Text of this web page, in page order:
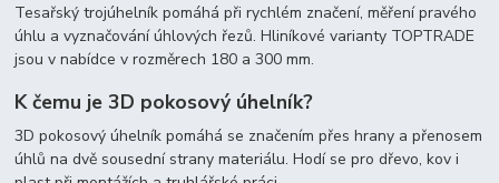
Tesařský trojúhelník pomáhá při rychlém značení, měření pravého
úhlu a vyznačování úhlových řezů. Hliníkové varianty TOPTRADE
jsou v nabídce v rozměrech 180 a 300 mm.
K čemu je 3D pokosový úhelník?
3D pokosový úhelník pomáhá se značením přes hrany a přenosem
úhlů na dvě sousední strany materiálu. Hodí se pro dřevo, kov i